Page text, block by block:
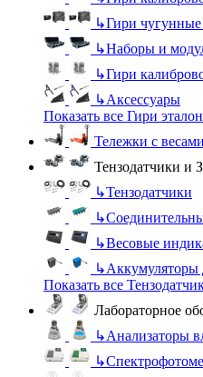
↳Гири
↳Наборы и
↳Гири
↳Аксессуары
Показать все Гири
Тележки с весами
Тензодатчики и
↳Тензодатчики
↳
↳Весовые
↳Аккумуляторы
Показать все
Лабораторное
↳Анализаторы
↳